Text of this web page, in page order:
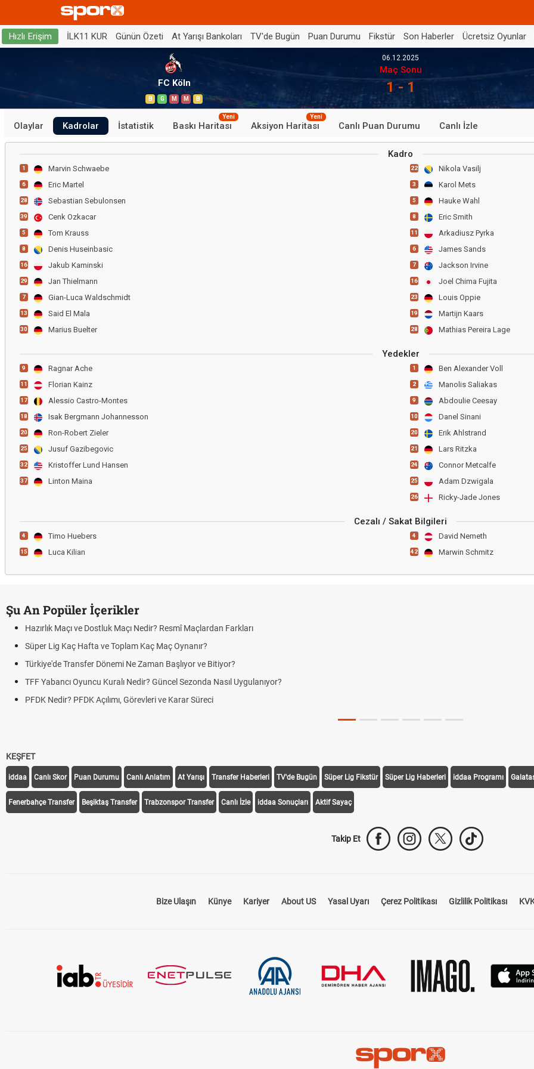
Hızlı Erişim İLK11 KUR Günün Özeti At Yarışı Bankoları TV'de Bugün Puan Durumu Fikstür Son Haberler Ücretsiz Oyunlar
FC Köln
B G M M B
06.12.2025
Maç Sonu
1 - 1
Olaylar Kadrolar İstatistik Baskı Haritası
Yeni
Aksiyon Haritası
Yeni
Canlı Puan Durumu Canlı İzle
Kadro
1 Marvin Schwaebe
6 Eric Martel
28 Sebastian Sebulonsen
39 Cenk Ozkacar
5 Tom Krauss
8 Denis Huseinbasic
16 Jakub Kaminski
29 Jan Thielmann
7 Gian-Luca Waldschmidt
13 Said El Mala
30 Marius Buelter
22 Nikola Vasilj
3 Karol Mets
5 Hauke Wahl
8 Eric Smith
11 Arkadiusz Pyrka
6 James Sands
7 Jackson Irvine
16 Joel Chima Fujita
23 Louis Oppie
19 Martijn Kaars
28 Mathias Pereira Lage
Yedekler
9 Ragnar Ache
11 Florian Kainz
17 Alessio Castro-Montes
18 Isak Bergmann Johannesson
20 Ron-Robert Zieler
25 Jusuf Gazibegovic
32 Kristoffer Lund Hansen
37 Linton Maina
1 Ben Alexander Voll
2 Manolis Saliakas
9 Abdoulie Ceesay
10 Danel Sinani
20 Erik Ahlstrand
21 Lars Ritzka
24 Connor Metcalfe
25 Adam Dzwigala
26 Ricky-Jade Jones
Cezalı / Sakat Bilgileri
4 Timo Huebers
15 Luca Kilian
4 David Nemeth
42 Marwin Schmitz
Şu An Popüler İçerikler
ve Dostluk Maçı Nedir? Resmî Maçlardan Farkları
Hafta ve Toplam Kaç Maç Oynanır?
Transfer Dönemi Ne Zaman Başlıyor ve Bitiyor?
Oyuncu Kuralı Nedir? Güncel Sezonda Nasıl Uygulanıyor?
PFDK Açılımı, Görevleri ve Karar Süreci
KEŞFET
iddaa Canlı Skor Puan Durumu Canlı Anlatım At Yarışı Transfer Haberleri TV'de Bugün Süper Lig Fikstür Süper Lig Haberleri iddaa Programı
Fenerbahçe Transfer Beşiktaş Transfer Trabzonspor Transfer Canlı İzle iddaa Sonuçları Aktif Sayaç
Takip Et
Bize Ulaşın Künye Kariyer About US Yasal Uyarı Çerez Politikası Gizlilik Politikası